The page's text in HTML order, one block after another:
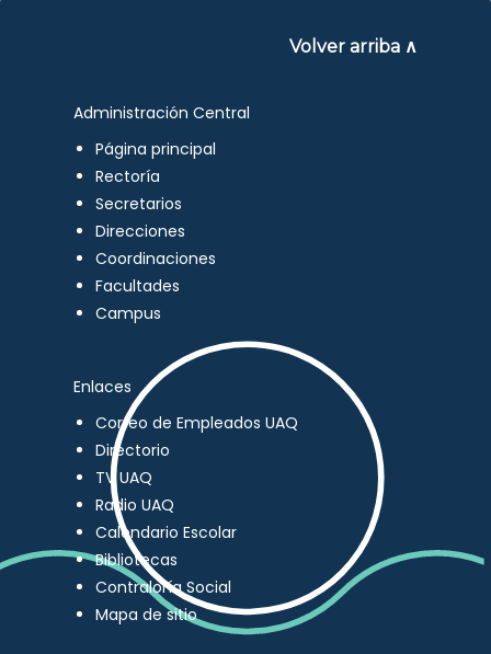
Volver arriba ∧
Administración Central
Página principal
Rectoría
Secretarios
Direcciones
Coordinaciones
Facultades
Campus
Enlaces
Correo de Empleados UAQ
Directorio
TV UAQ
Radio UAQ
Calendario Escolar
Bibliotecas
Contraloría Social
Mapa de sitio